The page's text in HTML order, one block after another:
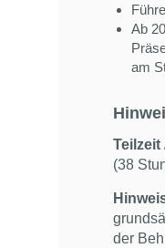
Ab
am
Teilzeit
(38
der